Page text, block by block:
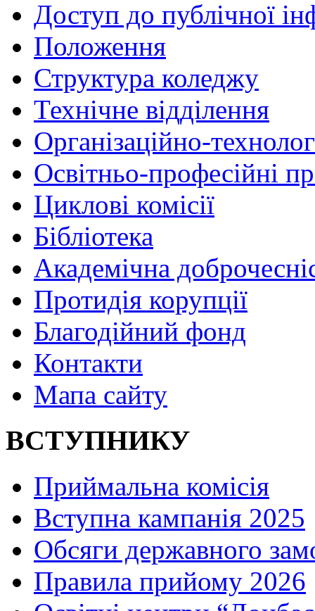
Доступ до публічної
Положення
Структура коледжу
Технічне відділення
Організаційно-
Освітньо-професійні
Циклові комісії
Бібліотека
Академічна
Протидія корупції
Благодійний фонд
Контакти
Мапа сайту
ВСТУПНИКУ
Приймальна комісія
Вступна кампанія 2025
Обсяги державного
Правила прийому 2026